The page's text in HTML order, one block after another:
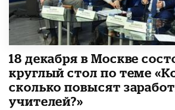
18 декабря в Москве
круглый стол по теме
сколько повысят
учителей?»